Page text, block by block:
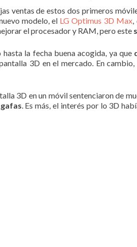
ventas de estos dos primeros
modelo, el LG Optimus 3D Max,
el procesador y RAM, pero este
la fecha buena acogida, ya que
3D en el mercado. En
3D en un móvil sentenciaron de
. Es más, el interés por lo 3D